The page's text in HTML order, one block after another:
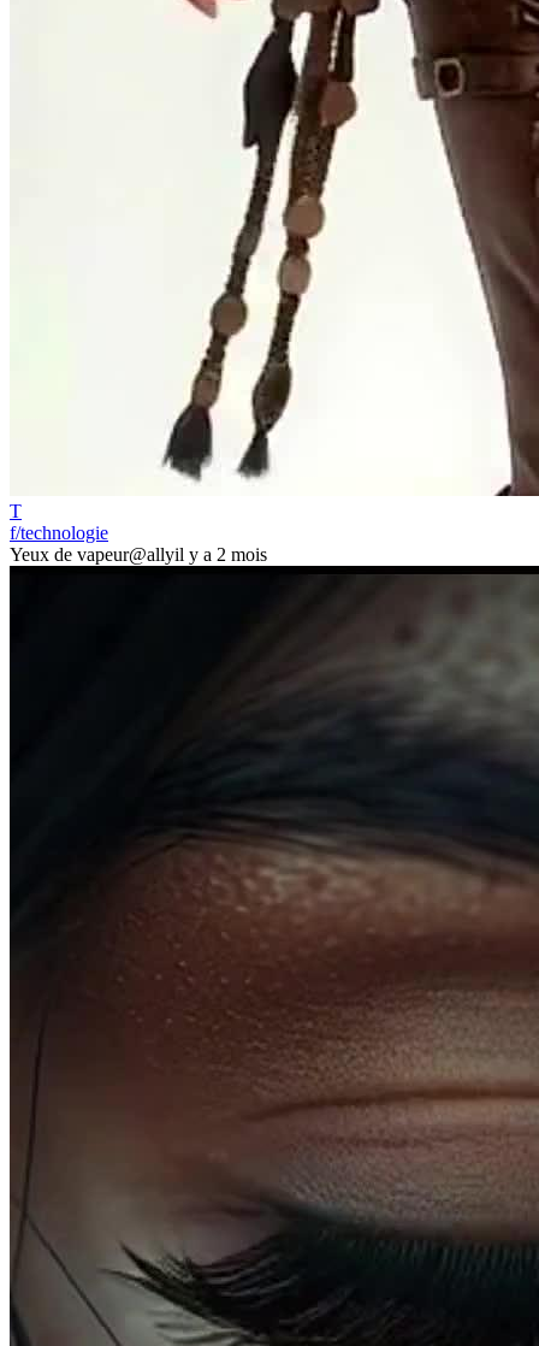
T
f/technologie
Yeux de vapeur@allyil y a 2 mois